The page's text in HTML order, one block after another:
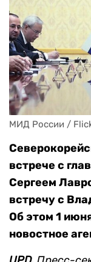
МИД России /
встрече с
Сергеем
встречу с
Об этом 1
новостное